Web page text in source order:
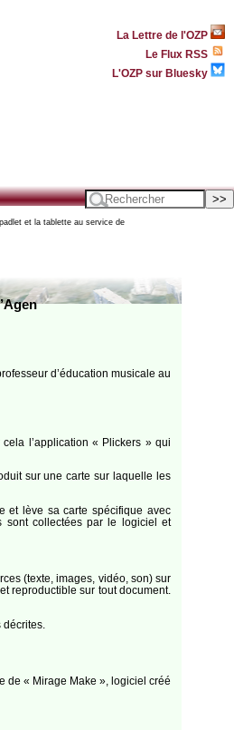
La Lettre de l'OZP
Le Flux RSS
L'OZP sur Bluesky
et la tablette au service de
d’éducation musicale au
l’application « Plickers » qui
sur une carte sur laquelle les
et lève sa carte spécifique avec
sont collectées par le logiciel et
(texte, images, vidéo, son) sur
reproductible sur tout document.
de « Mirage Make », logiciel créé